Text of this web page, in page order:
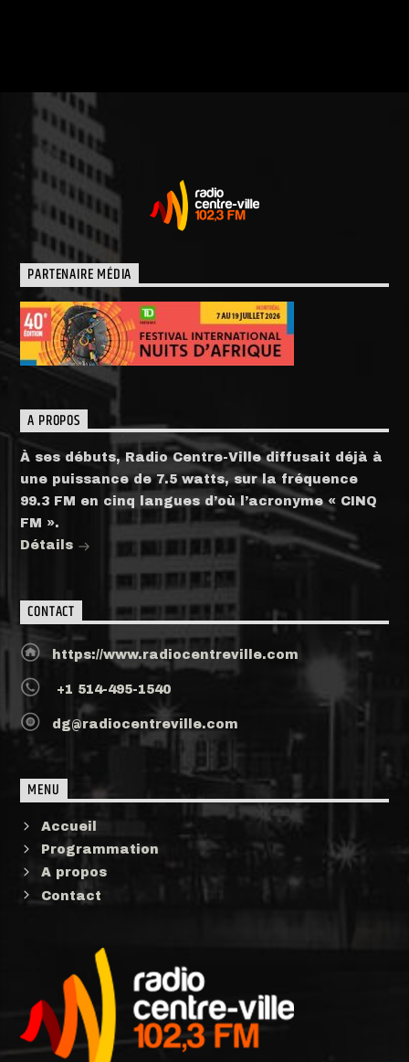
PARTENAIRE MÉDIA
A PROPOS
À ses débuts, Radio Centre-Ville diffusait déjà à
une puissance de 7.5 watts, sur la fréquence
99.3 FM en cinq langues d’où l’acronyme « CINQ
FM ».
Détails
CONTACT
https://www.radiocentreville.com
+1 514-495-1540
dg@radiocentreville.com
MENU
Accueil
Programmation
A propos
Contact